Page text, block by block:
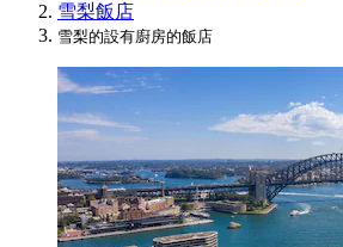
雪梨飯店
雪梨的設有廚房的飯店